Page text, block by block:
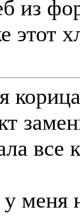
из
этот
все
меня